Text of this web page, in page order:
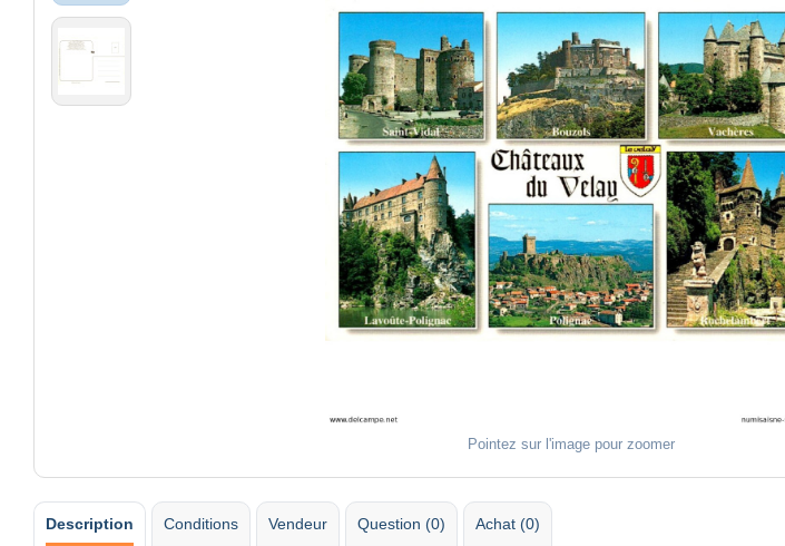
Pointez sur l'image pour zoomer
Description Conditions Vendeur Question (0) Achat (0)